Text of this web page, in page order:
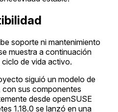
soporte ni mantenimiento
muestra a continuación
de vida activo.
siguió un modelo de
sus componentes
desde openSUSE
1.18.0 se lanzó en una